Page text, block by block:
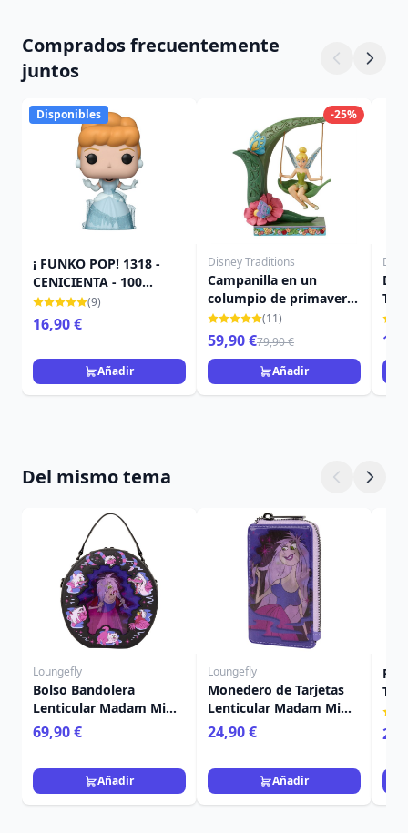
Comprados frecuentemente
juntos
Disponibles
¡ FUNKO POP! 1318 -
CENICIENTA - 100
ANIVERSARIO DE
DISNEY
(9)
16,90 €
Añadir
-25%
Disney Traditions
Campanilla en un
columpio de primavera
- Disney Traditions
Campanilla
(11)
59,90 €79,90 €
Añadir
Del mismo tema
Loungefly
Bolso Bandolera
Lenticular Madam Mim
- Disney Loungefly
Merlín el Encantador
69,90 €
Añadir
Loungefly
Monedero de Tarjetas
Lenticular Madam Mim
- Disney Loungefly
Merlín el Encantador
24,90 €
Añadir